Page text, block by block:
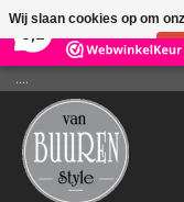
26
....
Wij slaan cookies op om